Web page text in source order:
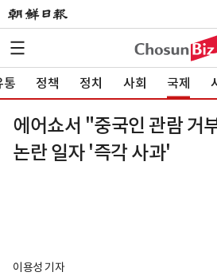
통 정책 정치 사회 국제
에어쇼서 "중국인 관람 거
논란 일자 '즉각 사과'
이용성 기자